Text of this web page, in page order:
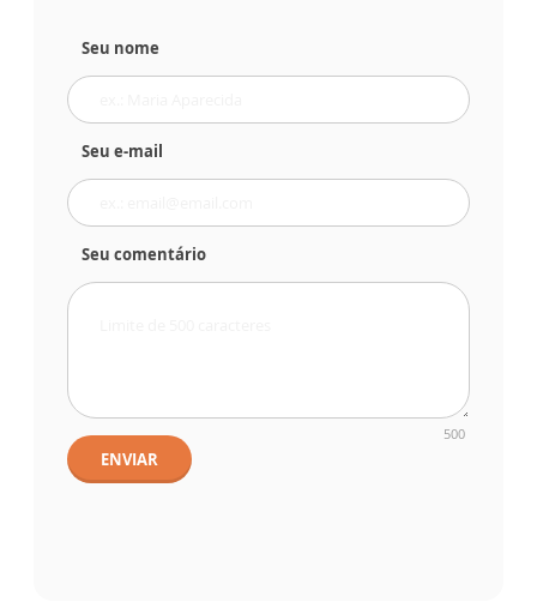
Seu nome
Seu e-mail
Seu comentário
500
ENVIAR